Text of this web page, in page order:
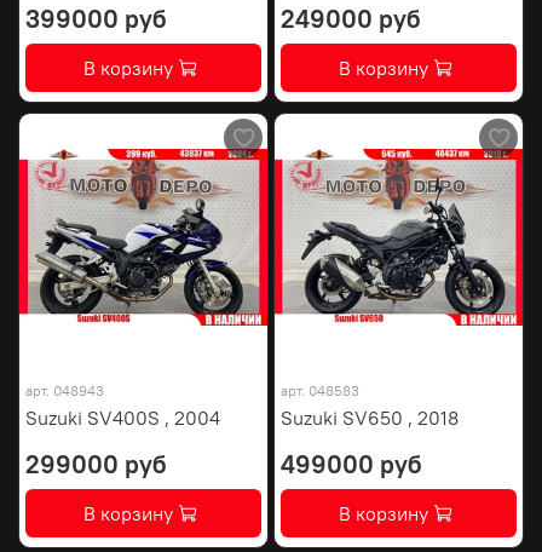
399000 руб
В корзину
249000 руб
В корзину
арт. 048943
Suzuki SV400S , 2004
299000 руб
В корзину
арт. 048583
Suzuki SV650 , 2018
499000 руб
В корзину